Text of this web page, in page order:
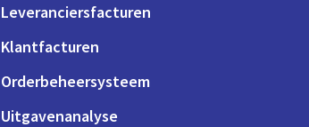
Leveranciersfacturen
Klantfacturen
Orderbeheersysteem
Uitgavenanalyse